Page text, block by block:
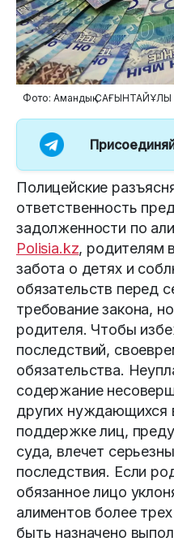
Фото: Амандық САҒЫНТАЙҰЛЫ
Полицейские
ответственность
задолженности по
Polisia.kz, родителям
забота о детях и
обязательств перед
требование закона,
родителя. Чтобы
последствий,
обязательства.
содержание
других нуждающихся
поддержке лиц,
суда, влечет
последствия. Если
обязанное лицо
алиментов более
быть назначено